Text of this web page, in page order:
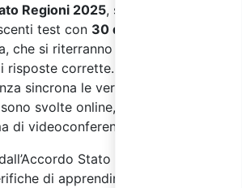
Regioni 2025, saranno
test con 30 domande
che si riterranno superati con
risposte corrette. Nei corsi svolti
sincrona le verifiche di
svolte online, per mezzo
di videoconferenza.
Stato Regioni 2025, i
di apprendimento saranno